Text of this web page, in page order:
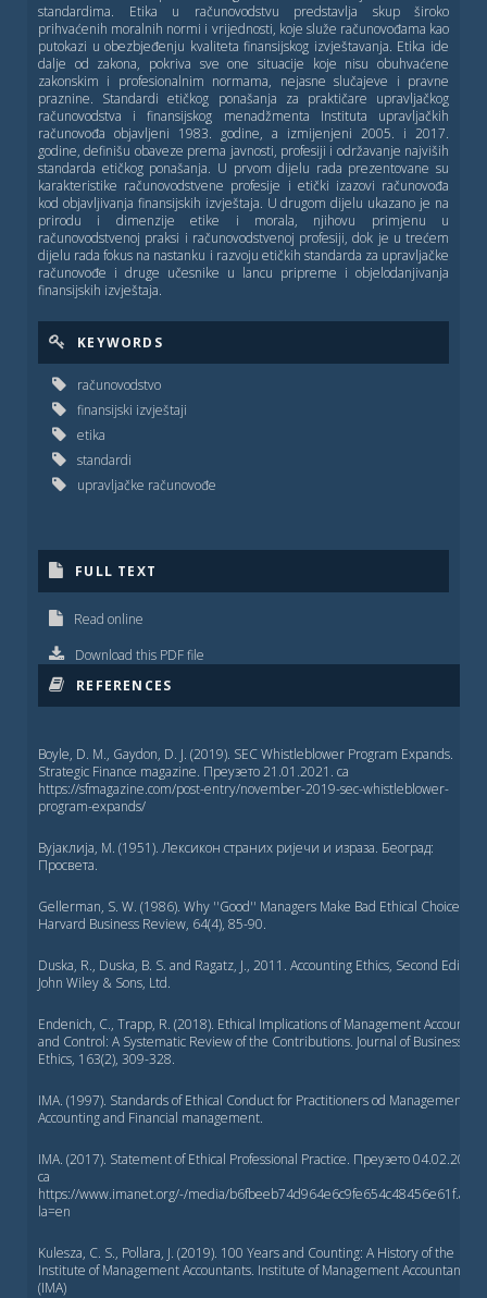
standardima. Etika u računovodstvu predstavlјa skup široko
prihvaćenih moralnih normi i vrijednosti, koje služe računovođama kao
putokazi u obezbjeđenju kvaliteta finansijskog izvještavanja. Etika ide
dalјe od zakona, pokriva sve one situacije koje nisu obuhvaćene
zakonskim i profesionalnim normama, nejasne slučajeve i pravne
praznine. Standardi etičkog ponašanja za praktičare upravlјačkog
računovodstva i finansijskog menadžmenta Instituta upravlјačkih
računovođa objavlјeni 1983. godine, a izmijenjeni 2005. i 2017.
godine, definišu obaveze prema javnosti, profesiji i održavanje najviših
standarda etičkog ponašanja. U prvom dijelu rada prezentovane su
karakteristike računovodstvene profesije i etički izazovi računovođa
kod objavlјivanja finansijskih izvještaja. U drugom dijelu ukazano je na
prirodu i dimenzije etike i morala, njihovu primjenu u
računovodstvenoj praksi i računovodstvenoj profesiji, dok je u trećem
dijelu rada fokus na nastanku i razvoju etičkih standarda za upravlјačke
računovođe i druge učesnike u lancu pripreme i objelodanjivanja
finansijskih izvještaja.
KEYWORDS
računovodstvo
finansijski izvještaji
etika
standardi
upravlјačke računovođe
FULL TEXT
Read online
Download this PDF file
REFERENCES
Boyle, D. M., Gaydon, D. J. (2019). SEC Whistleblower Program Expands.
Strategic Finance magazine. Преузето 21.01.2021. са
https://sfmagazine.com/post-entry/november-2019-sec-whistleblower-
program-expands/
Вујаклија, М. (1951). Лексикон страних ријечи и израза. Београд:
Просвета.
Gellerman, S. W. (1986). Why ''Good'' Managers Make Bad Ethical Choices.
Harvard Business Review, 64(4), 85-90.
Duska, R., Duska, B. S. and Ragatz, J., 2011. Accounting Ethics, Second Edition.
John Wiley & Sons, Ltd.
Endenich, C., Trapp, R. (2018). Ethical Implications of Management Accounting
and Control: A Systematic Review of the Contributions. Journal of Business
Ethics, 163(2), 309-328.
IMA. (1997). Standards of Ethical Conduct for Practitioners od Management
Accounting and Financial management.
IMA. (2017). Statement of Ethical Professional Practice. Преузето 04.02.2021.
са
https://www.imanet.org/-/media/
la=en
Kulesza, C. S., Pollara, J. (2019). 100 Years and Counting: A History of the
Institute of Management Accountants. Institute of Management Accountants
(IMA)